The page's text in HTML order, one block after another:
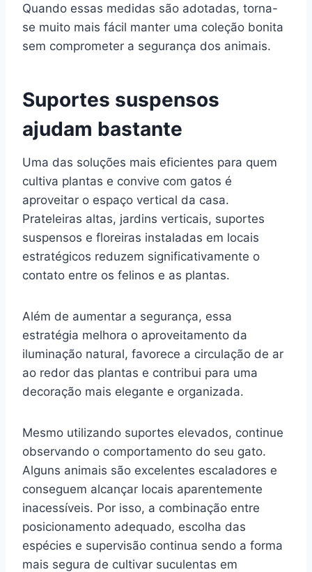
Quando essas medidas são adotadas, torna-
se muito mais fácil manter uma coleção bonita
sem comprometer a segurança dos animais.
Suportes suspensos
ajudam bastante
Uma das soluções mais eficientes para quem
cultiva plantas e convive com gatos é
aproveitar o espaço vertical da casa.
Prateleiras altas, jardins verticais, suportes
suspensos e floreiras instaladas em locais
estratégicos reduzem significativamente o
contato entre os felinos e as plantas.
Além de aumentar a segurança, essa
estratégia melhora o aproveitamento da
iluminação natural, favorece a circulação de ar
ao redor das plantas e contribui para uma
decoração mais elegante e organizada.
Mesmo utilizando suportes elevados, continue
observando o comportamento do seu gato.
Alguns animais são excelentes escaladores e
conseguem alcançar locais aparentemente
inacessíveis. Por isso, a combinação entre
posicionamento adequado, escolha das
espécies e supervisão continua sendo a forma
mais segura de cultivar suculentas em